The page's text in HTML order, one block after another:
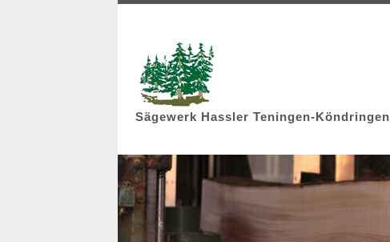
Sägewerk Hassler Teningen-Köndringen